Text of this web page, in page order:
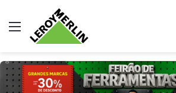
Menu